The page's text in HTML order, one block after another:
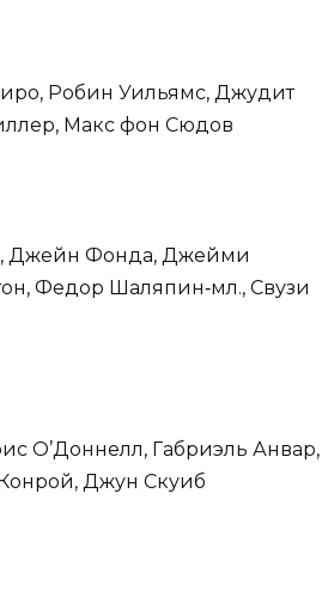
Робин Уильямс, Джудит
Макс фон Сюдов
Джейн Фонда, Джейми
Федор Шаляпин‑мл., Свузи
О’Доннелл, Габриэль Анвар,
Джун Скуиб